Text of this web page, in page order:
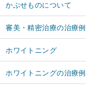
かぶせものについて
審美・精密治療の治療例
ホワイトニング
ホワイトニングの治療例